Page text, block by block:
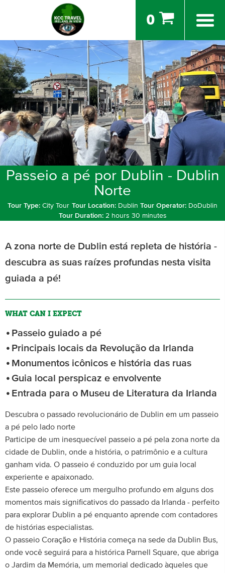
0
Passeio a pé por Dublin - Dublin
Norte
Tour Type: City Tour Tour Location: Dublin Tour Operator: DoDublin
Tour Duration: 2 hours 30 minutes
A zona norte de Dublin está repleta de história -
descubra as suas raízes profundas nesta visita
guiada a pé!
WHAT CAN I EXPECT
Passeio guiado a pé
Principais locais da Revolução da Irlanda
Monumentos icônicos e história das ruas
Guia local perspicaz e envolvente
Entrada para o Museu de Literatura da Irlanda
Descubra o passado revolucionário de Dublin em um passeio
a pé pelo lado norte
Participe de um inesquecível passeio a pé pela zona norte da
cidade de Dublin, onde a história, o patrimônio e a cultura
ganham vida. O passeio é conduzido por um guia local
experiente e apaixonado.
Este passeio oferece um mergulho profundo em alguns dos
momentos mais significativos do passado da Irlanda - perfeito
para explorar Dublin a pé enquanto aprende com contadores
de histórias especialistas.
O passeio Coração e História começa na sede da Dublin Bus,
onde você seguirá para a histórica Parnell Square, que abriga
o Jardim da Memória, um memorial dedicado àqueles que